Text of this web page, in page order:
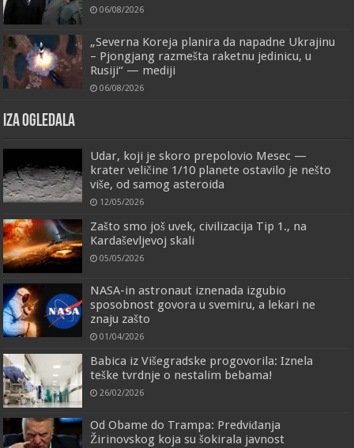
06/08/2026
„Severna Koreja planira da napadne Ukrajinu
– Pjongjang razmešta raketnu jedinicu, u
Rusiji“ — mediji
06/08/2026
IZA OGLEDALA
Udar, koji je skoro prepolovio Mesec —
krater veličine 1/10 planete ostavilo je nešto
više, od samog asteroida
12/05/2026
Zašto smo još uvek, civilizacija Tip 1., na
Kardaševljevoj skali
05/05/2026
NASA-in astronaut iznenada izgubio
sposobnost govora u svemiru, a lekari ne
znaju zašto
01/04/2026
Babica iz Višegradske progovorila: Iznela
teške tvrdnje o nestalim bebama!
26/02/2026
Od Obame do Trampa: Predviđanja
Žirinovskog koja su šokirala javnost